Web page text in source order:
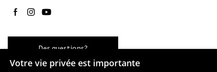
Suivez-nous sur Facebook
Suivez-nous sur Instagram
Suivez-nous sur YouTube
Des questions?
Votre vie privée est importante